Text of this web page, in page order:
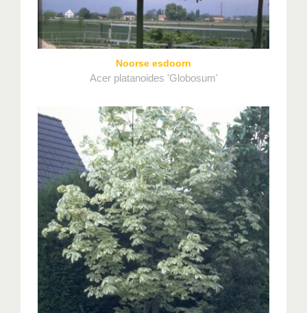
Noorse esdoorn
Acer platanoides 'Globosum'